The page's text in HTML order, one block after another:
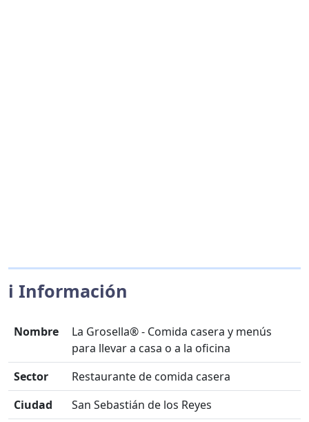
ℹ️ Información
Nombre
La Grosella® - Comida casera y menús
para llevar a casa o a la oficina
Sector
Restaurante de comida casera
Ciudad
San Sebastián de los Reyes